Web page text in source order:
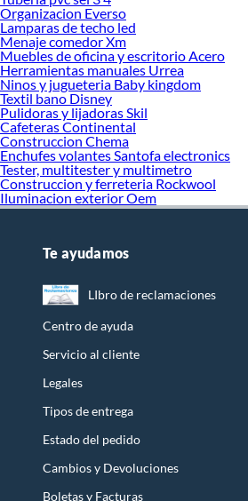
Organizacion Everso
Lamparas de techo led
Menaje comedor Xm
Muebles de oficina y escritorio Acero
Herramientas manuales Urrea
Ninos y jugueteria Baby kingdom
Textil bano Disney
Pulidoras y lijadoras Skil
Cafeteras Continental
Construccion Chema
Enchufes volantes Santofa electronics
Tester, multitester y multimetro
Construccion y ferreteria Rockwool
Iluminacion exterior Oem
Te ayudamos
LIbro de reclamaciones
Centro de ayuda
Servicio al cliente
Legales
Tipos de entrega
Estado del pedido
Cambios y Devoluciones
Boletas y Facturas